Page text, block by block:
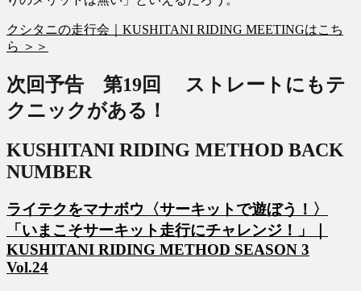
クシタニの走行会｜KUSHITANI RIDING MEETINGはこち
ら ＞＞
次回予告 第19回
ストレートにもテ
クニックがある！
KUSHITANI RIDING METHOD BACK
NUMBER
ライテクをマナボウ〈サーキットで遊ぼう！〉
「いまこそサーキット走行にチャレンジ！」｜
KUSHITANI RIDING METHOD SEASON 3
Vol.24